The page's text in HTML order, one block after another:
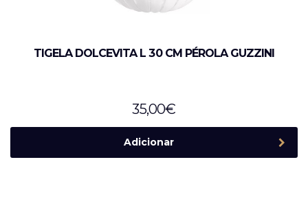
TIGELA DOLCEVITA L 30 CM PÉROLA GUZZINI
35,00€
Adicionar